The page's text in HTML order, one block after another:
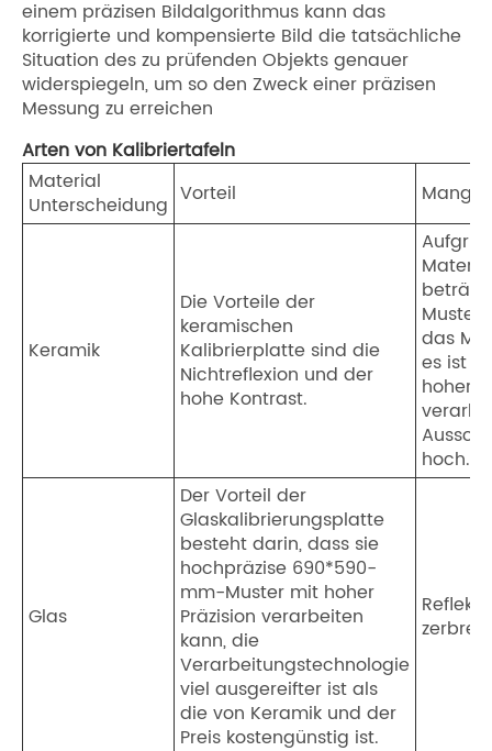
einem präzisen Bildalgorithmus kann das
korrigierte und kompensierte Bild die tatsächliche
Situation des zu prüfenden Objekts genauer
widerspiegeln, um so den Zweck einer präzisen
Messung zu erreichen
Arten von Kalibriertafeln
Material
Unterscheidung Vorteil Mangel
Keramik
Die Vorteile der
keramischen
Kalibrierplatte sind die
Nichtreflexion und der
hohe Kontrast.
Muster
das
es ist
hoher
hoch.
Glas
Der Vorteil der
Glaskalibrierungsplatte
besteht darin, dass sie
hochpräzise 690*590-
mm-Muster mit hoher
Präzision verarbeiten
kann, die
Verarbeitungstechnologie
viel ausgereifter ist als
die von Keramik und der
Preis kostengünstig ist.